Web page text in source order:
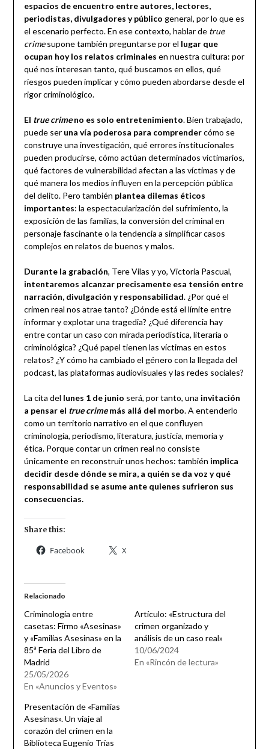
espacios de encuentro entre autores, lectores,
periodistas, divulgadores y público general, por lo que es
el escenario perfecto. En ese contexto, hablar de true
crimesupone también preguntarse por el lugar que
ocupan hoy los relatos criminales en nuestra cultura: por
qué nos interesan tanto, qué buscamos en ellos, qué
riesgos pueden implicar y cómo pueden abordarse desde el
rigor criminológico.
El true crimeno es solo entretenimiento. Bien trabajado,
puede ser una vía poderosa para comprendercómo se
construye una investigación, qué errores institucionales
pueden producirse, cómo actúan determinados victimarios,
qué factores de vulnerabilidad afectan a las víctimas y de
qué manera los medios influyen en la percepción pública
del delito. Pero también plantea dilemas éticos
importantes: la espectacularización del sufrimiento, la
exposición de las familias, la conversión del criminal en
personaje fascinante o la tendencia a simplificar casos
complejos en relatos de buenos y malos.
Durante la grabación, Tere Vilas y yo, Victoria Pascual,
intentaremos alcanzar precisamente esa tensión entre
narración, divulgación y responsabilidad. ¿Por qué el
crimen real nos atrae tanto? ¿Dónde está el límite entre
informar y explotar una tragedia? ¿Qué diferencia hay
entre contar un caso con mirada periodística, literaria o
criminológica? ¿Qué papel tienen las víctimas en estos
relatos? ¿Y cómo ha cambiado el género con la llegada del
podcast, las plataformas audiovisuales y las redes sociales?
La cita del lunes 1 de junio será, por tanto, una invitación
a pensar el true crimemás allá del morbo. A entenderlo
como un territorio narrativo en el que confluyen
criminología, periodismo, literatura, justicia, memoria y
ética. Porque contar un crimen real no consiste
únicamente en reconstruir unos hechos: también implica
decidir desde dónde se mira, a quién se da voz y qué
responsabilidad se asume ante quienes sufrieron sus
consecuencias.
Share this:
Facebook X
Relacionado
Criminología entre
casetas: Firmo «Asesinas»
y «Familias Asesinas» en la
85ª Feria del Libro de
Madrid
25/05/2026
En «Anuncios y Eventos»
Artículo: «Estructura del
crimen organizado y
análisis de un caso real»
10/06/2024
En «Rincón de lectura»
Presentación de «Familias
Asesinas». Un viaje al
corazón del crimen en la
Biblioteca Eugenio Trías